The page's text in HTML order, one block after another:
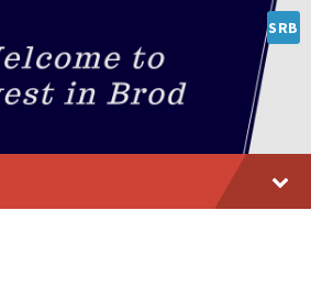
SRB